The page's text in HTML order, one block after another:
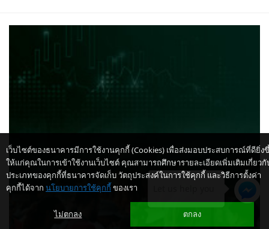
เว็บไซต์ของธนาคารมีการใช้งานคุกกี้ (Cookies) เพื่อส่งมอบประสบการณ์ที่ดียิ่ง
ให้แก่คุณในการเข้าใช้งานเว็บไซต์ คุณสามารถศึกษารายละเอียดเพิ่มเติมเกี่ยวกั
ประเภทของคุกกี้ที่ธนาคารจัดเก็บ วัตถุประสงค์ในการใช้คุกกี้ และวิธีการตั้งค่า
คุกกี้ได้จาก นโยบายการใช้คุกกี้ ของเรา
ไม่ตกลง ตกลง